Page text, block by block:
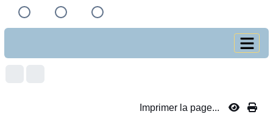
Imprimer la page...